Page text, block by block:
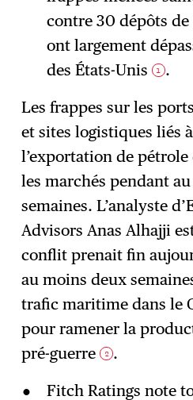
contre 30 dépôts
ont largement
des États-Unis
1 .
Les frappes sur les
et sites logistiques liés
l’exportation de
les marchés pendant
semaines. L’analyste
Advisors Anas Alhajji
conflit prenait fin
au moins deux
trafic maritime dans le
pour ramener la
pré-guerre 2 .
Fitch Ratings note